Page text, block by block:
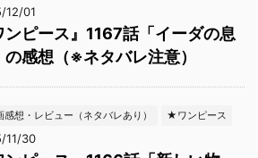
12/01
ンピース』1167話「イーダの息
の感想（※ネタバレ注意）
感想・レビュー（ネタバレあり） ★ワンピース
11/30